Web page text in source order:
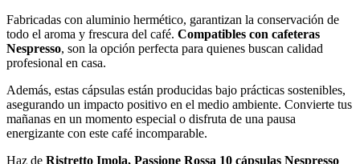
Fabricadas con aluminio hermético, garantizan la conservación de
todo el aroma y frescura del café. Compatibles con cafeteras
Nespresso, son la opción perfecta para quienes buscan calidad
profesional en casa.
Además, estas cápsulas están producidas bajo prácticas sostenibles,
asegurando un impacto positivo en el medio ambiente. Convierte tus
mañanas en un momento especial o disfruta de una pausa
energizante con este café incomparable.
Haz de Ristretto Imola, Passione Rossa 10 cápsulas Nespresso